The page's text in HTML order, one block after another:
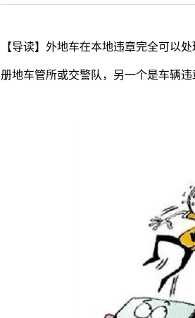
【导读】外地车在本地违章完全可以
册地车管所或交警队，另一个是车辆违